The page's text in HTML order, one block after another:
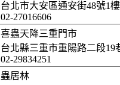
台北市大安區通安街48號1樓
02-27016606
喜蟲天降三重門市
台北縣三重市重陽路二段19
02-29834251
蟲居林